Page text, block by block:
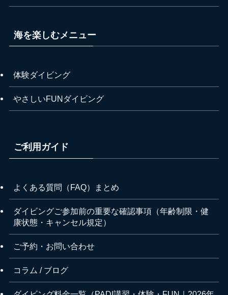
海を楽しむメニュー
体験ダイビング
やさしいFUNダイビング
ご利用ガイド
よくある質問（FAQ）まとめ
ダイビングご参加前の重要な確認事項（年齢制限・健
康状態・キャンセル規定）
ご予約・お問い合わせ
コラム / ブログ